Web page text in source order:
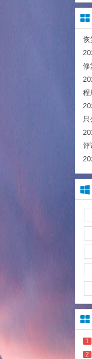
恢
修
程
评
1
2